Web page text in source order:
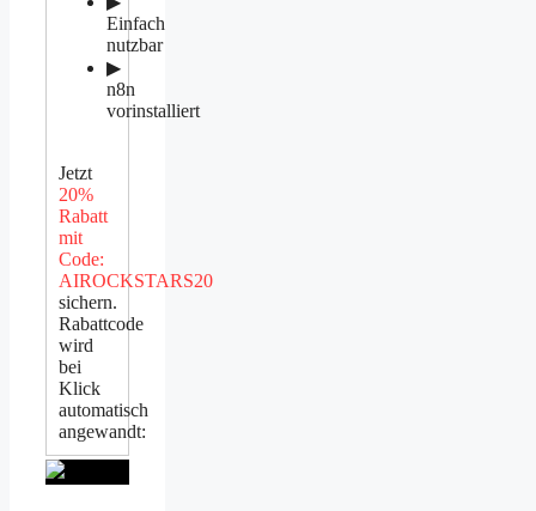
Einfach
nutzbar
▶
n8n
vorinstalliert
Jetzt
20%
Rabatt
mit
Code:
AIROCKSTARS20
sichern.
Rabattcode
wird
bei
Klick
automatisch
angewandt: